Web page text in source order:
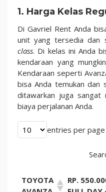
1. Harga Kelas
Di Gavriel Rent Anda
unit yang tersedia dan
class. Di kelas ini Anda
kendaraan yang
Kendaraan seperti
bisa Anda temukan dan
ditawarkan juga sangat
biaya perjalanan Anda.
entries per page
TOYOTA
RP.